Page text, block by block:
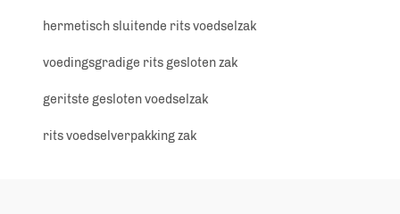
hermetisch sluitende rits voedselzak
voedingsgradige rits gesloten zak
geritste gesloten voedselzak
rits voedselverpakking zak